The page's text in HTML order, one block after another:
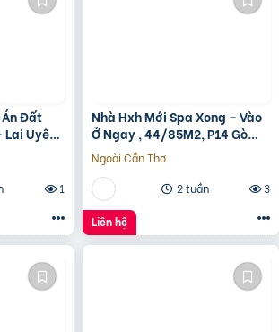
Án Đất
Lai Uyên,
1
Nhà Hxh Mới Spa Xong – Vào
Ở Ngay , 44/85M2, P14 Gò
Vấp, Giá 4.X Tỷ
Ngoài Cần Thơ
2 tuần
3
Liên hệ